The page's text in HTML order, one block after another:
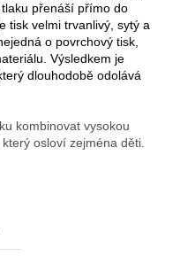
přenáší přímo do
tisk velmi trvanlivý, sytý a
o povrchový tisk,
Výsledkem je
dlouhodobě odolává
kombinovat vysokou
osloví zejména děti.